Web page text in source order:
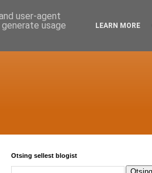
Otsing sellest blogist
user-agent
usage
LEARN MORE